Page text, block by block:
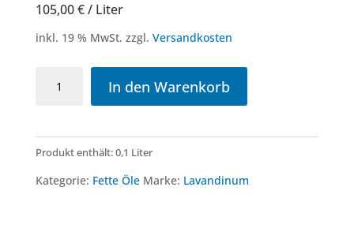
105,00€/ Liter
inkl. 19 % MwSt. zzgl. Versandkosten
In den Warenkorb
Produkt enthält: 0,1 Liter
Kategorie: Fette Öle Marke: Lavandinum